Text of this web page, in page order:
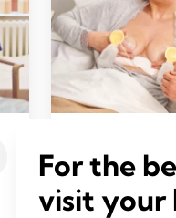
EFFICACE
Période de
expression
For the
visit your